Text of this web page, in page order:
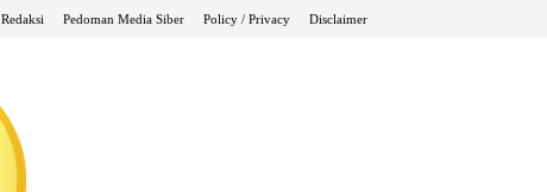
Redaksi Pedoman Media Siber Policy / Privacy Disclaimer